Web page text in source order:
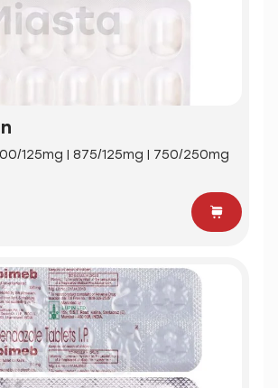
125mg | 875/125mg | 750/250mg